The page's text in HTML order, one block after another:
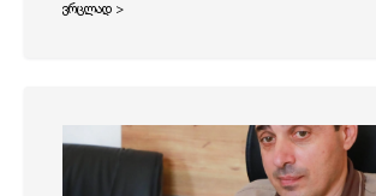
ვრცლად >